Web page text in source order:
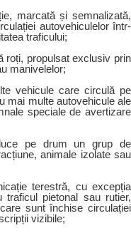
marcată și semnalizată,
autovehiculelor într-
traficului;
roți, propulsat exclusiv prin
manivelelor;
vehicule care circulă pe
mai multe autovehicule ale
speciale de avertizare
pe drum un grup de
animale izolate sau
terestră, cu excepția
traficul pietonal sau rutier,
sunt închise circulației
vizibile;